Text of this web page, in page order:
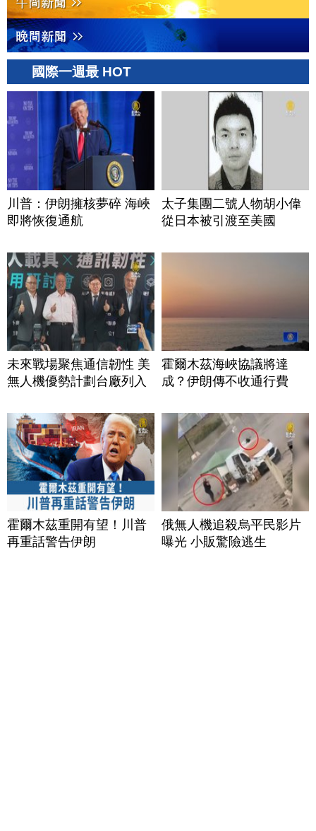
國際一週最 HOT
川普：伊朗擁核夢碎 海峽
即將恢復通航
太子集團二號人物胡小偉
從日本被引渡至美國
未來戰場聚焦通信韌性 美
無人機優勢計劃台廠列入
霍爾木茲海峽協議將達
成？伊朗傳不收通行費
霍爾木茲重開有望！川普
再重話警告伊朗
俄無人機追殺烏平民影片
曝光 小販驚險逃生